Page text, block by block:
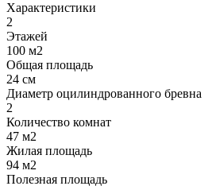
Характеристики
2
Этажей
100 м2
Общая площадь
24 см
Диаметр оцилиндрованного бревна
2
Количество комнат
47 м2
Жилая площадь
94 м2
Полезная площадь